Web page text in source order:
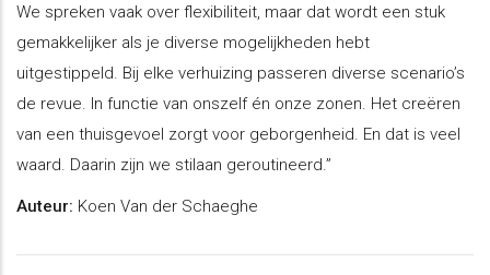
We spreken vaak over flexibiliteit, maar dat wordt een stuk
gemakkelijker als je diverse mogelijkheden hebt
uitgestippeld. Bij elke verhuizing passeren diverse scenario’s
de revue. In functie van onszelf én onze zonen. Het creëren
van een thuisgevoel zorgt voor geborgenheid. En dat is veel
waard. Daarin zijn we stilaan geroutineerd.”
Auteur: Koen Van der Schaeghe